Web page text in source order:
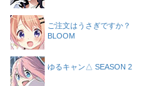
ご注文はうさぎですか？
BLOOM
ゆるキャン△ SEASON 2